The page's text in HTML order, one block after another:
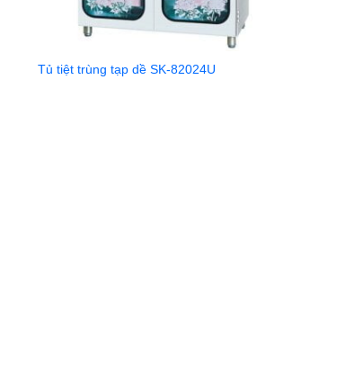
Tủ tiệt trùng tạp dề SK-82024U